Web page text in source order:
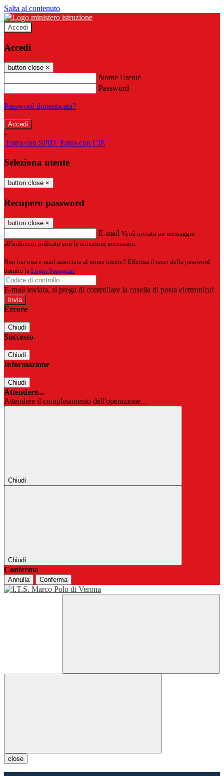
Salta al contenuto
Accedi
Accedi
button close ×
Nome Utente
Password
Password dimenticata?
-
Entra con SPID Entra con CIE
Seleziona utente
button close ×
Recupero password
button close ×
E-mail Verrà inviato un messaggio
all'indirizzo indicato con le istruzioni necessarie.
Non hai una e-mail associata al nome utente? Effettua il reset della password
tramite la Login Spaggiari
E-mail inviata, si prega di controllare la casella di posta elettronica!
Errore
Chiudi
Successo
Chiudi
Informazione
Chiudi
Attendere...
Attendere il completamento dell'operazione...
Chiudi
Chiudi
Conferma
Annulla Conferma
close